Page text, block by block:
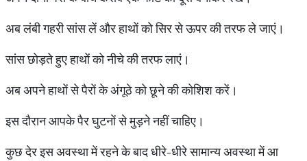
अब लंबी गहरी सांस लें और हाथाें काे सिर से ऊपर की तरफ ले जाएं।
सांस छाेड़ते हुए हाथाें काे नीचे की तरफ लाएं।
अब अपने हाथाें से पैराें के अंगूठे काे छूने की काेशिश करें।
इस दौरान आपके पैर घुटनाें से मुड़ने नहीं चाहिए।
कुछ देर इस अवस्था में रहने के बाद धीरे-धीरे सामान्य अवस्था में आ